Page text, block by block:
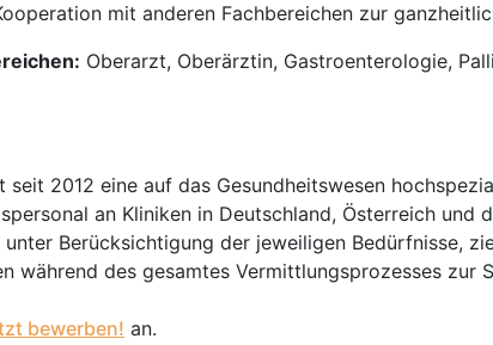
mit anderen Fachbereichen zur
Oberarzt, Oberärztin, Gastroenterologie,
seit 2012 eine auf das Gesundheitswesen
an Kliniken in Deutschland, Österreich und
Berücksichtigung der jeweiligen Bedürfnisse,
während des gesamtes Vermittlungsprozesses zur
bewerben! an.